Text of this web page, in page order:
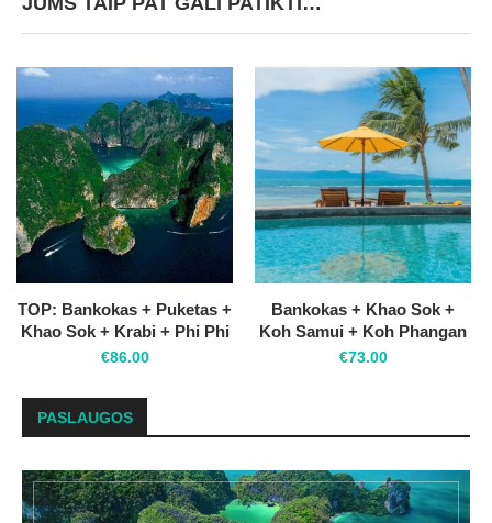
TOP: Bankokas + Puketas +
Khao Sok + Krabi + Phi Phi
€86.00
Bankokas + Khao Sok +
Koh Samui + Koh Phangan
€73.00
PASLAUGOS